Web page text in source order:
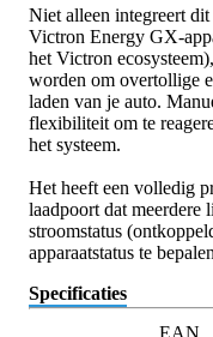
Niet alleen integreert
Victron Energy GX-
het Victron
worden om overtollige
laden van je auto.
flexibiliteit om te
het systeem.
Het heeft een volledig
laadpoort dat meerdere
stroomstatus
apparaatstatus te
Specificaties
EAN